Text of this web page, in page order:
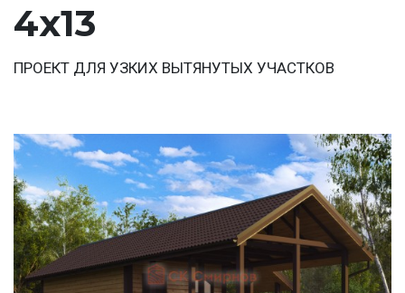
4х13
ПРОЕКТ ДЛЯ УЗКИХ ВЫТЯНУТЫХ УЧАСТКОВ